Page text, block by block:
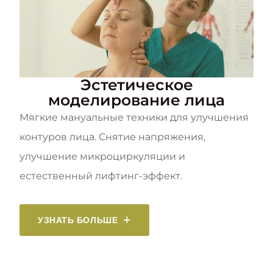
Эстетическое
моделирование лица
Мягкие мануальные техники для улучшения
контуров лица. Снятие напряжения,
улучшение микроциркуляции и
естественный лифтинг-эффект.
УЗНАТЬ БОЛЬШЕ